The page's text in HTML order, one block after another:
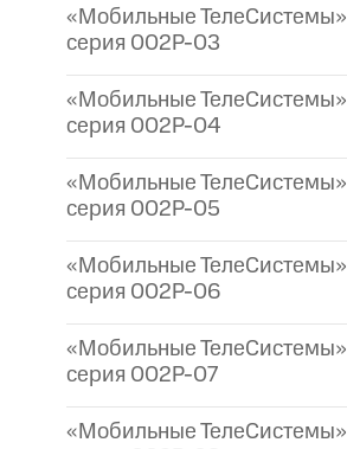
«Мобильные ТелеСистемы»
серия 002P-03
«Мобильные ТелеСистемы»
серия 002P-04
«Мобильные ТелеСистемы»
серия 002P-05
«Мобильные ТелеСистемы»
серия 002P-06
«Мобильные ТелеСистемы»
серия 002P-07
«Мобильные ТелеСистемы»